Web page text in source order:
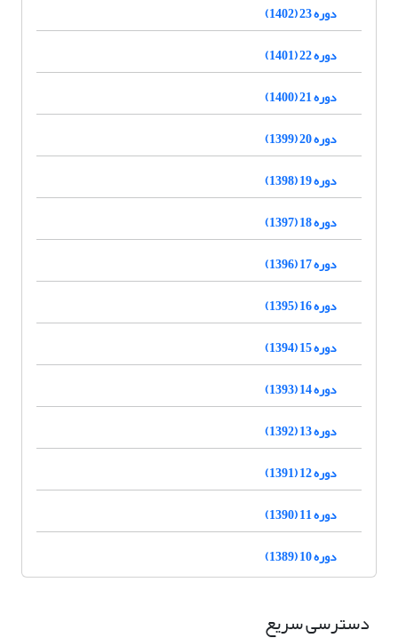
دوره 23 (1402)
دوره 22 (1401)
دوره 21 (1400)
دوره 20 (1399)
دوره 19 (1398)
دوره 18 (1397)
دوره 17 (1396)
دوره 16 (1395)
دوره 15 (1394)
دوره 14 (1393)
دوره 13 (1392)
دوره 12 (1391)
دوره 11 (1390)
دوره 10 (1389)
دسترسی سریع